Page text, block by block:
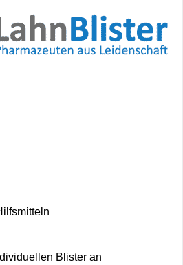
Blister an